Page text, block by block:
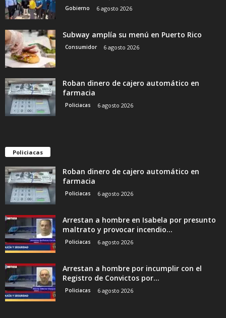
Gobierno 6 agosto 2026
Subway amplía su menú en Puerto Rico
Consumidor 6 agosto 2026
Roban dinero de cajero automático en
farmacia
Policiacas 6 agosto 2026
Policiacas
Roban dinero de cajero automático en
farmacia
Policiacas 6 agosto 2026
Arrestan a hombre en Isabela por presunto
maltrato y provocar incendio...
Policiacas 6 agosto 2026
Arrestan a hombre por incumplir con el
Registro de Convictos por...
Policiacas 6 agosto 2026